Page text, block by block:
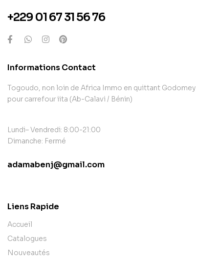
+229 01 67 31 56 76
Informations Contact
Togoudo, non loin de Africa Immo en quittant Godomey
pour carrefour iita (Ab-Calavi / Bénin)
Lundi– Vendredi: 8:00-21:00
Dimanche: Fermé
adamabenj@gmail.com
Liens Rapide
Accueil
Catalogues
Nouveautés